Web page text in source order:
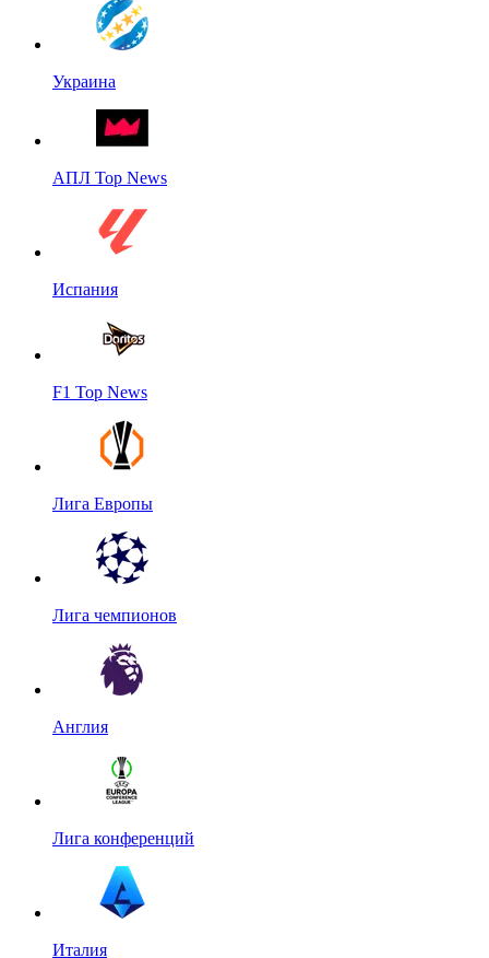
Украина
АПЛ Top News
Испания
F1 Top News
Лига Европы
Лига чемпионов
Англия
Лига конференций
Италия